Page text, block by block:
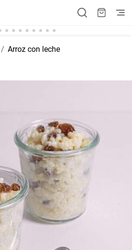
Arroz con leche